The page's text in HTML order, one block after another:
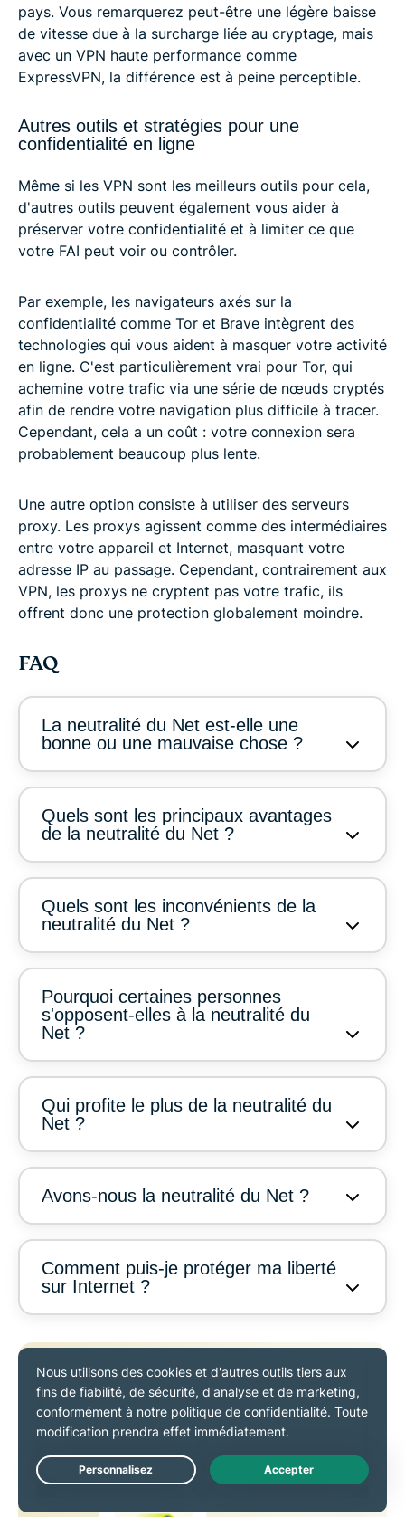
pays. Vous remarquerez peut-être une légère baisse
de vitesse due à la surcharge liée au cryptage, mais
avec un VPN haute performance comme
ExpressVPN, la différence est à peine perceptible.
Autres outils et stratégies pour une
confidentialité en ligne
Même si les VPN sont les meilleurs outils pour cela,
d'autres outils peuvent également vous aider à
préserver votre confidentialité et à limiter ce que
votre FAI peut voir ou contrôler.
Par exemple, les navigateurs axés sur la
confidentialité comme Tor et Brave intègrent des
technologies qui vous aident à masquer votre activité
en ligne. C'est particulièrement vrai pour Tor, qui
achemine votre trafic via une série de nœuds cryptés
afin de rendre votre navigation plus difficile à tracer.
Cependant, cela a un coût : votre connexion sera
probablement beaucoup plus lente.
Une autre option consiste à utiliser des serveurs
proxy. Les proxys agissent comme des intermédiaires
entre votre appareil et Internet, masquant votre
adresse IP au passage. Cependant, contrairement aux
VPN, les proxys ne cryptent pas votre trafic, ils
offrent donc une protection globalement moindre.
FAQ
La neutralité du Net est-elle une
bonne ou une mauvaise chose ?
Quels sont les principaux avantages
de la neutralité du Net ?
Quels sont les inconvénients de la
neutralité du Net ?
Pourquoi certaines personnes
s'opposent-elles à la neutralité du
Net ?
Qui profite le plus de la neutralité du
Net ?
Avons-nous la neutralité du Net ?
Comment puis-je protéger ma liberté
sur Internet ?
Explorez le web avec plus de
confidentialité
Obtenir ExpressVPN
INSCRIVEZ-VOUS AUJOURD\\\'HUI POUR PROFITER DE NOS
Live Chat